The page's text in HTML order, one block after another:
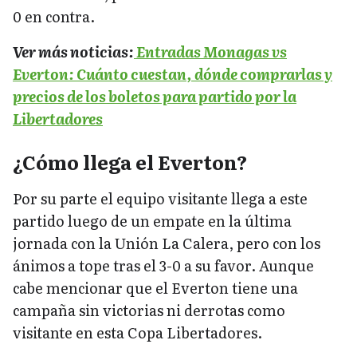
0 en contra.
Ver más noticias:Entradas Monagas vs
Everton: Cuánto cuestan, dónde comprarlas y
precios de los boletos para partido por la
Libertadores
¿Cómo llega el Everton?
Por su parte el equipo visitante llega a este
partido luego de un empate en la última
jornada con la Unión La Calera, pero con los
ánimos a tope tras el 3-0 a su favor. Aunque
cabe mencionar que el Everton tiene una
campaña sin victorias ni derrotas como
visitante en esta Copa Libertadores.